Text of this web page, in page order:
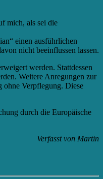
mich, als sei die
einen ausführlichen
nicht beeinflussen lassen.
werden. Stattdessen
Weitere Anregungen zur
ohne Verpflegung. Diese
durch die Europäische
Verfasst von Martin